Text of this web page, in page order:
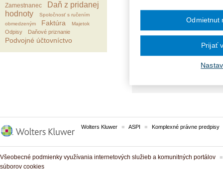
Zamestnanec
Daň z pridanej
hodnoty
Spoločnosť s ručením
obmedzeným
Faktúra Majetok
Odpisy Daňové priznanie
Podvojné účtovníctvo
Wolters Kluwer ASPI Komplexné právne predpisy
Všeobecné podmienky využívania internetových služieb a komunitných portálov
súborov cookies
Odmietnut
Prijať